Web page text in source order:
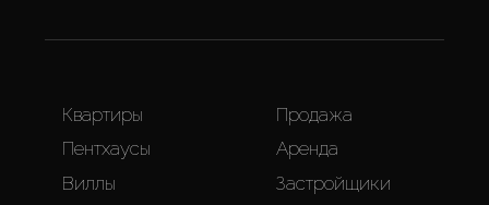
Квартиры
Пентхаусы
Виллы
Продажа
Аренда
Застройщики